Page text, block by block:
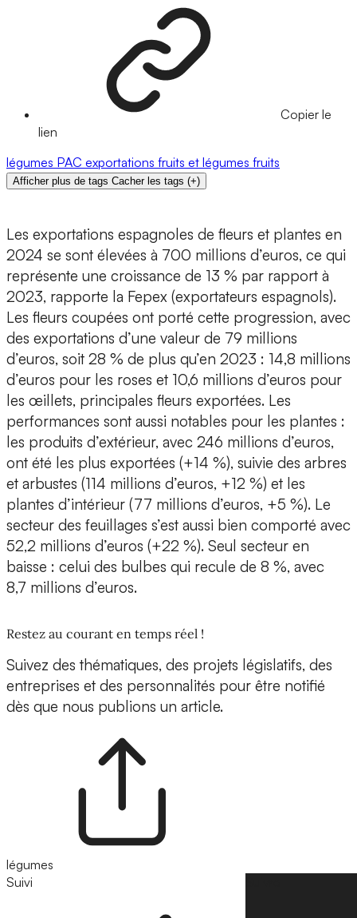
Copier le
lien
légumes PAC exportations fruits et légumes fruits
Afficher plus de tags Cacher les tags (+)
Les exportations espagnoles de fleurs et plantes en
2024 se sont élevées à 700 millions d’euros, ce qui
représente une croissance de 13 % par rapport à
2023, rapporte la Fepex (exportateurs espagnols).
Les fleurs coupées ont porté cette progression, avec
des exportations d’une valeur de 79 millions
d’euros, soit 28 % de plus qu’en 2023 : 14,8 millions
d’euros pour les roses et 10,6 millions d’euros pour
les œillets, principales fleurs exportées. Les
performances sont aussi notables pour les plantes :
les produits d’extérieur, avec 246 millions d’euros,
ont été les plus exportées (+14 %), suivie des arbres
et arbustes (114 millions d’euros, +12 %) et les
plantes d’intérieur (77 millions d’euros, +5 %). Le
secteur des feuillages s’est aussi bien comporté avec
52,2 millions d’euros (+22 %). Seul secteur en
baisse : celui des bulbes qui recule de 8 %, avec
8,7 millions d’euros.
Restez au courant en temps réel !
Suivez des thématiques, des projets législatifs, des
entreprises et des personnalités pour être notifié
dès que nous publions un article.
légumes
Suivi